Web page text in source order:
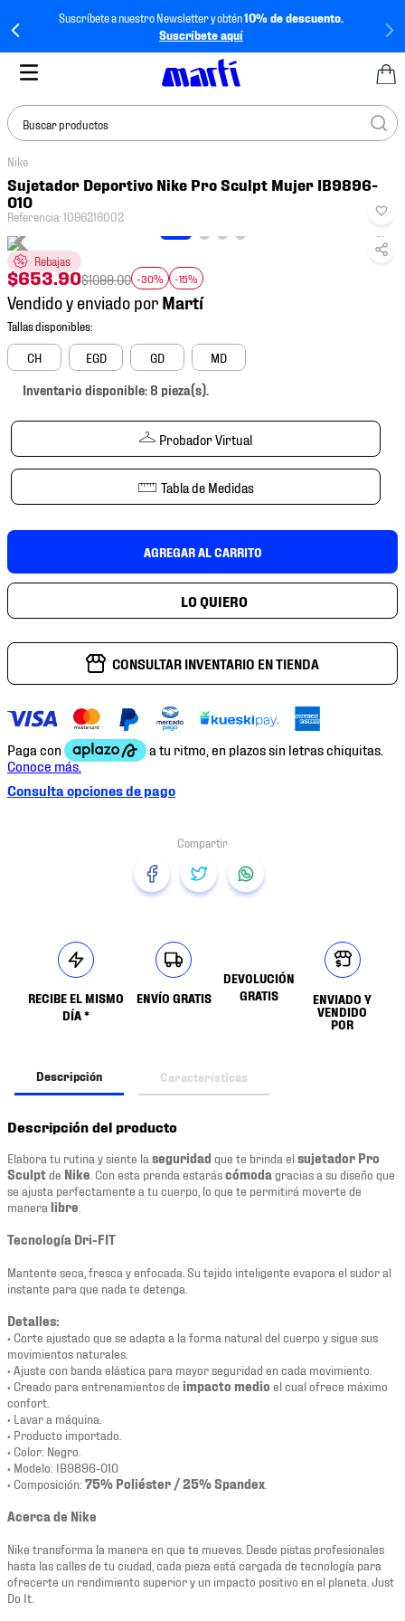
Suscríbete a nuestro Newsletter y obtén10% de descuento.
Suscríbete aquí
Buscar productos
Nike
Sujetador Deportivo Nike Pro Sculpt Mujer IB9896-
010
Referencia:1096216002
Rebajas
$653.90$1099.00 -30% -15%
Vendido y enviado por
CH EGD GD MD
Inventario disponible: 8 pieza(s).
Probador Virtual
Tabla de Medidas
AGREGAR AL CARRITO
CONSULTAR INVENTARIO EN TIENDA
Consulta opciones de pago
RECIBE EL MISMO
DÍA *
ENVÍO GRATIS
DEVOLUCIÓN
GRATIS
ENVIADO Y
VENDIDO
POR
Descripción Características
Descripción del producto
Elabora tu rutina y siente la seguridad que te brinda elsujetador Pro
Sculptde Nike . Con esta prenda estaráscómoda gracias a su diseño que
se ajusta perfectamente a tu cuerpo, lo que te permitirá moverte de
manera libre
Tecnología Dri-FIT
Mantente seca, fresca y enfocada. Su tejido inteligente evapora el sudor al
instante para que nada te detenga.
Detalles:
• Corte ajustado que se adapta a la forma natural del cuerpo y sigue sus
movimientos naturales.
• Ajuste con banda elástica para mayor seguridad en cada movimiento.
• Creado para entrenamientos de impacto medio el cual ofrece máximo
confort.
• Lavar a máquina.
• Producto importado.
• Color: Negro.
• Modelo: IB9896-010
• Composición: 75% Poliéster / 25% Spandex
Acerca de Nike
Nike transforma la manera en que te mueves. Desde pistas profesionales
hasta las calles de tu ciudad, cada pieza está cargada de tecnología para
ofrecerte un rendimiento superior y un impacto positivo en el planeta. Just
Do It.
TÉRMINOS MÁS
BUSCADOS
1.
tenis mujer
2.
tenis hombre
3.
tenis
4
tenis futbol
mochila
6.
jersey
10. tenis nike